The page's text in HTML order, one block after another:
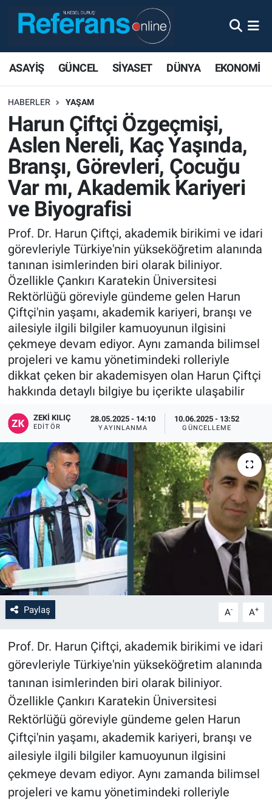
ASAYİŞ GÜNCEL SİYASET DÜNYA EKONOMİ
HABERLER YAŞAM
Harun Çiftçi Özgeçmişi,
Aslen Nereli, Kaç Yaşında,
Branşı, Görevleri, Çocuğu
Var mı, Akademik Kariyeri
ve Biyografisi
Prof. Dr. Harun Çiftçi, akademik birikimi ve idari
görevleriyle Türkiye'nin yükseköğretim alanında
tanınan isimlerinden biri olarak biliniyor.
Özellikle Çankırı Karatekin Üniversitesi
Rektörlüğü göreviyle gündeme gelen Harun
Çiftçi'nin yaşamı, akademik kariyeri, branşı ve
ailesiyle ilgili bilgiler kamuoyunun ilgisini
çekmeye devam ediyor. Aynı zamanda bilimsel
projeleri ve kamu yönetimindeki rolleriyle
dikkat çeken bir akademisyen olan Harun Çiftçi
hakkında detaylı bilgiye bu içerikte ulaşabilir
ZEKI KILIÇ
EDITÖR
28.05.2025 - 14:10
YAYINLANMA
10.06.2025 - 13:52
GÜNCELLEME
Paylaş A- A+
Prof. Dr. Harun Çiftçi, akademik birikimi ve idari
görevleriyle Türkiye'nin yükseköğretim alanında
tanınan isimlerinden biri olarak biliniyor.
Özellikle Çankırı Karatekin Üniversitesi
Rektörlüğü göreviyle gündeme gelen Harun
Çiftçi'nin yaşamı, akademik kariyeri, branşı ve
ailesiyle ilgili bilgiler kamuoyunun ilgisini
çekmeye devam ediyor. Aynı zamanda bilimsel
projeleri ve kamu yönetimindeki rolleriyle